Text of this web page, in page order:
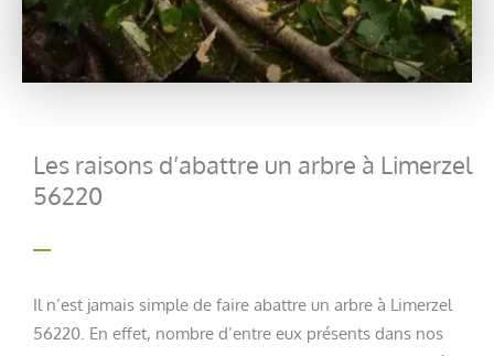
Les raisons d’abattre un arbre à Limerzel
56220
Il n’est jamais simple de faire abattre un arbre à Limerzel
56220. En effet, nombre d’entre eux présents dans nos